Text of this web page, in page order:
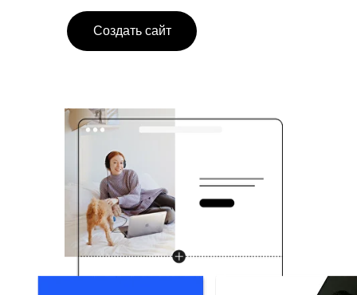
Создать сайт